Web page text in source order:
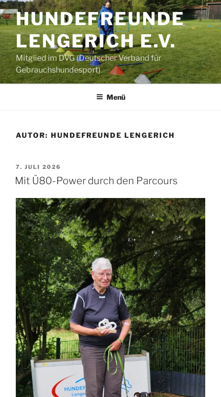
Zum
Inhalt
springenHUNDEFREUNDE
LENGERICH E.V.
Mitglied im DVG (Deutscher Verband für
Gebrauchshundesport)
Menü
AUTOR: HUNDEFREUNDE LENGERICH
VERÖFFENTLICHT
AM
7. JULI 2026
Mit Ü80-Power durch den Parcours